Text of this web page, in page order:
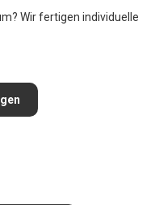
Wir fertigen individuelle